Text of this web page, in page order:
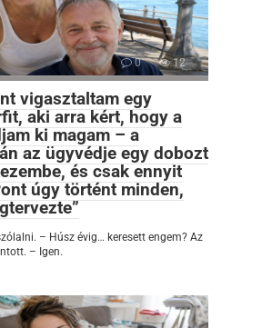
0 12
vigasztaltam egy
aki arra kért, hogy a
ki magam – a
az ügyvédje egy dobozt
és csak ennyit
úgy történt minden,
– Húsz évig… keresett engem? Az
– Igen.